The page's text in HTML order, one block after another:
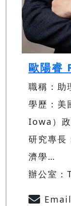
歐陽睿
職稱：助
學歷：
Iowa）
研究專長
濟學…
辦公室：